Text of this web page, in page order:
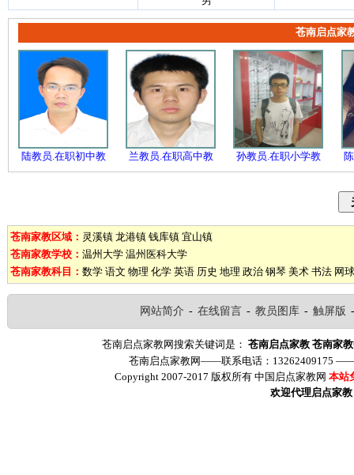
苍南启点家
陆教员.在职初中教 兰教员.在职高中教 孙教员.在职小学教
苍南家教区域： 灵溪镇 龙港镇 钱库镇 宜山镇
苍南家教学校： 温州大学 温州医科大学
苍南家教科目： 数学 语文 物理 化学 英语 历史 地理 政治 钢琴 美术 书法 网球
网站简介 - 在线留言 - 教员图库 - 触屏版
苍南启点家教网搜索关键词是： 苍南启点家教 苍南家
苍南启点家教网——联系电话：13262409175
Copyright 2007-2017 版权所有 中国启点家教网 本站
欢迎代理启点家